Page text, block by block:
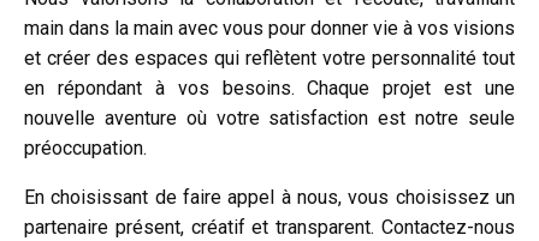
main dans la main avec vous pour donner vie à vos visions
et créer des espaces qui reflètent votre personnalité tout
en répondant à vos besoins. Chaque projet est une
nouvelle aventure où votre satisfaction est notre seule
préoccupation.
En choisissant de faire appel à nous, vous choisissez un
partenaire présent, créatif et transparent. Contactez-nous